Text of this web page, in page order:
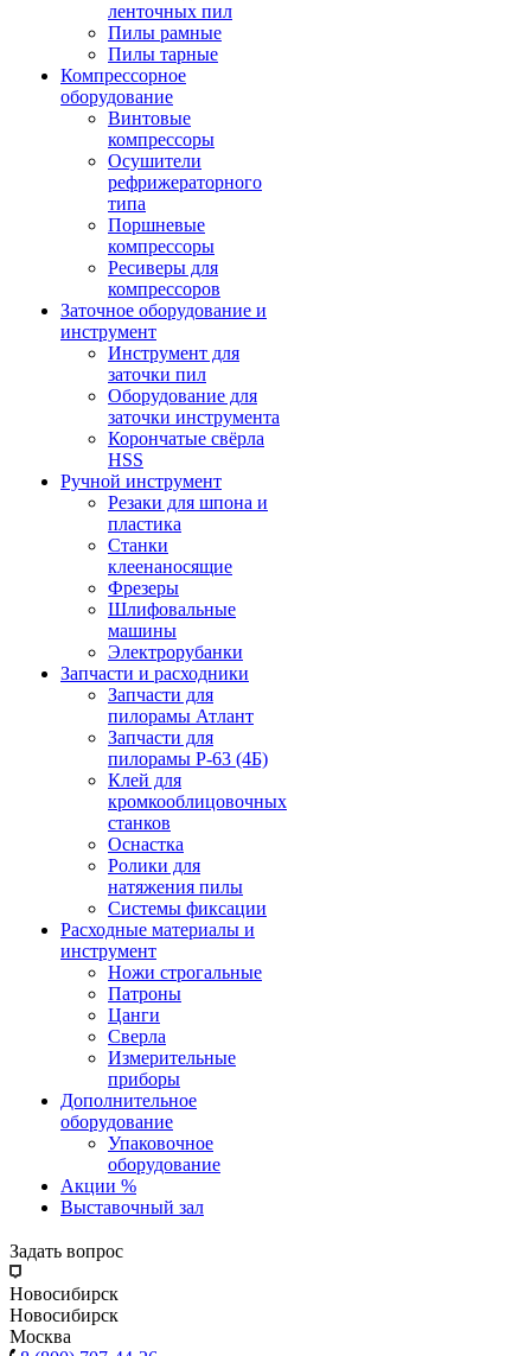
ленточных пил
Пилы рамные
Пилы тарные
Компрессорное
оборудование
Винтовые
компрессоры
Осушители
рефрижераторного
типа
Поршневые
компрессоры
Ресиверы для
компрессоров
Заточное оборудование и
инструмент
Инструмент для
заточки пил
Оборудование для
заточки инструмента
Корончатые свёрла
HSS
Ручной инструмент
Резаки для шпона и
пластика
Станки
клеенаносящие
Фрезеры
Шлифовальные
машины
Электрорубанки
Запчасти и расходники
Запчасти для
пилорамы Атлант
Запчасти для
пилорамы Р-63 (4Б)
Клей для
кромкооблицовочных
станков
Оснастка
Ролики для
натяжения пилы
Системы фиксации
Расходные материалы и
инструмент
Ножи строгальные
Патроны
Цанги
Сверла
Измерительные
приборы
Дополнительное
оборудование
Упаковочное
оборудование
Акции %
Выставочный зал
Задать вопрос
Новосибирск
Новосибирск
Москва